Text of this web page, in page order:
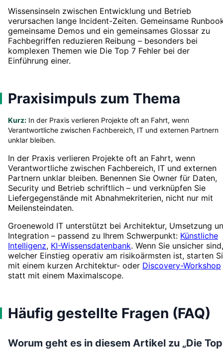
Wissensinseln zwischen Entwicklung und Betrieb
verursachen lange Incident-Zeiten. Gemeinsame
gemeinsame Demos und ein gemeinsames Glossar zu
Fachbegriffen reduzieren Reibung – besonders bei
komplexen Themen wie Die Top 7 Fehler bei der
Einführung einer.
Praxisimpuls zum Thema
Kurz: In der Praxis verlieren Projekte oft an Fahrt, wenn
Verantwortliche zwischen Fachbereich, IT und externen Partnern
unklar bleiben.
In der Praxis verlieren Projekte oft an Fahrt, wenn
Verantwortliche zwischen Fachbereich, IT und externen
Partnern unklar bleiben. Benennen Sie Owner für Daten,
Security und Betrieb schriftlich – und verknüpfen Sie
Liefergegenstände mit Abnahmekriterien, nicht nur mit
Meilensteindaten.
Groenewold IT unterstützt bei Architektur, Umsetzung
Integration – passend zu Ihrem Schwerpunkt: Künstliche
Intelligenz, KI-Wissensdatenbank. Wenn Sie unsicher sind,
welcher Einstieg operativ am risikoärmsten ist, starten
mit einem kurzen Architektur- oder Discovery-Workshop
statt mit einem Maximalscope.
Häufig gestellte Fragen (FAQ)
Worum geht es in diesem Artikel zu „Die